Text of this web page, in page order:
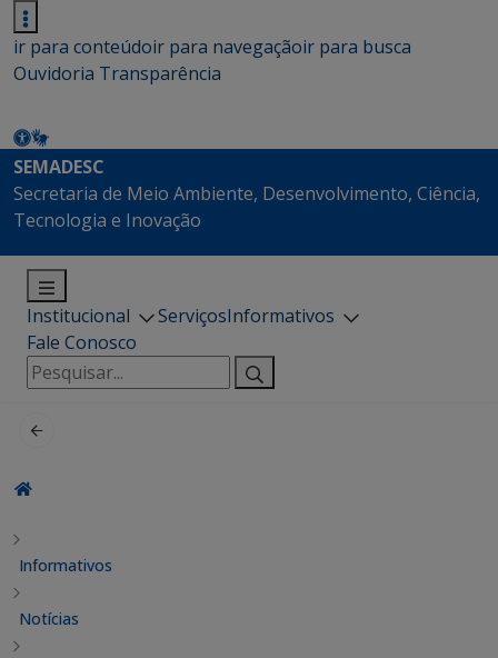
ir para conteúdoir para navegaçãoir para busca
Ouvidoria Transparência
SEMADESC
Secretaria de Meio Ambiente, Desenvolvimento, Ciência,
Tecnologia e Inovação
Institucional ServiçosInformativos
Fale Conosco
Pesquisar
por:
Informativos
Notícias